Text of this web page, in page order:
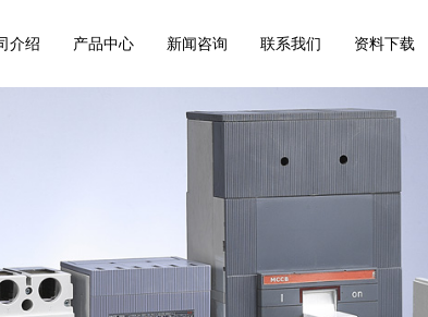
介绍 产品中心 新闻咨询 联系我们 资料下载